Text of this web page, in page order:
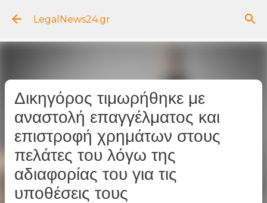
Μετάβαση στο κύριο περιεχόμενο
LegalNews24.gr
Δικηγόρος τιμωρήθηκε με
αναστολή επαγγέλματος και
επιστροφή χρημάτων στους
πελάτες του λόγω της
αδιαφορίας του για τις
υποθέσεις τους